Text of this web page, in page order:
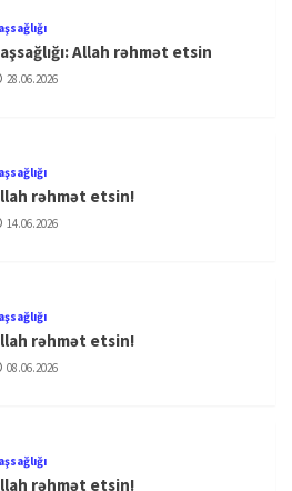
Allah rəhmət etsin
28.06.2026
rəhmət etsin!
14.06.2026
rəhmət etsin!
08.06.2026
rəhmət etsin!